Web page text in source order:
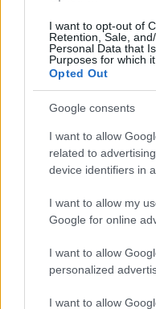
I want to opt-out of
Retention, Sale,
Personal Data that
Purposes for which
Opted Out
Google consents
I want to allow
related to
device identifiers in
I want to allow my
Google for online
I want to allow
personalized
I want to allow